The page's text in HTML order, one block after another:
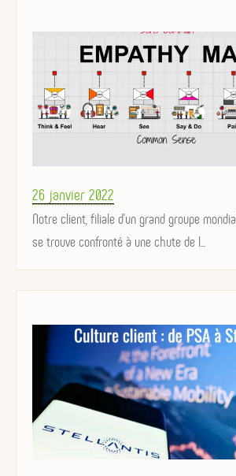
Posted
on
26 janvier 2022
Notre client, filiale d'un grand groupe
se trouve confronté à une chute de l...